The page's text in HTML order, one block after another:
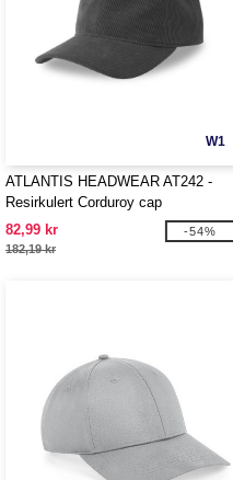
W1
ATLANTIS HEADWEAR AT242 -
Resirkulert Corduroy cap
82,99 kr
182,19 kr
-54%